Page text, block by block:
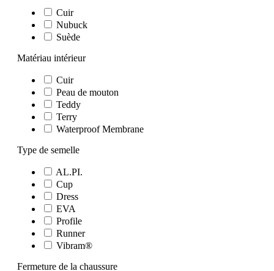
Cuir
Nubuck
Suède
Matériau intérieur
Cuir
Peau de mouton
Teddy
Terry
Waterproof Membrane
Type de semelle
AL.PI.
Cup
Dress
EVA
Profile
Runner
Vibram®
Fermeture de la chaussure